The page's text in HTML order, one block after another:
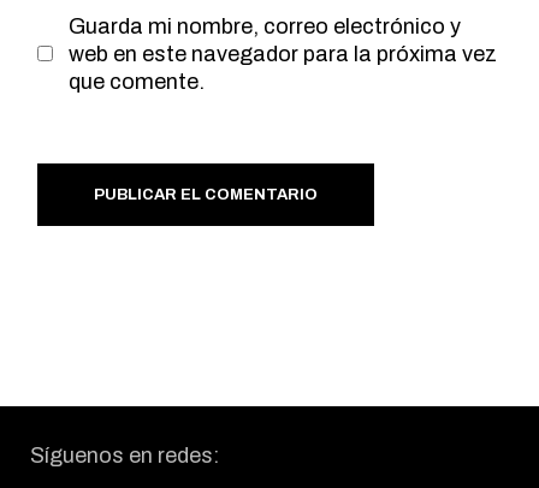
Guarda mi nombre, correo electrónico y
web en este navegador para la próxima vez
que comente.
PUBLICAR EL COMENTARIO
Síguenos en redes: